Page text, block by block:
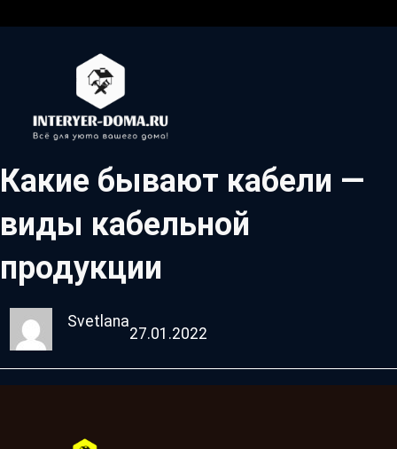
Какие бывают кабели —
виды кабельной
продукции
Svetlana
27.01.2022